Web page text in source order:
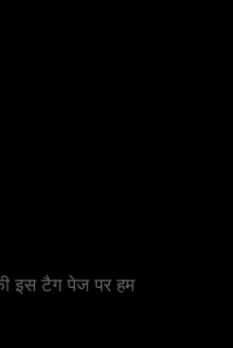
इस टैग पेज पर हम